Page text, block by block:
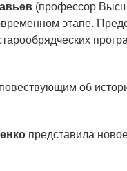
(профессор
этапе.
об
представила